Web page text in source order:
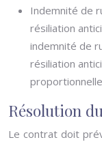
Indemnité de
résiliation
indemnité de
résiliation
Résolution
Le contrat doit